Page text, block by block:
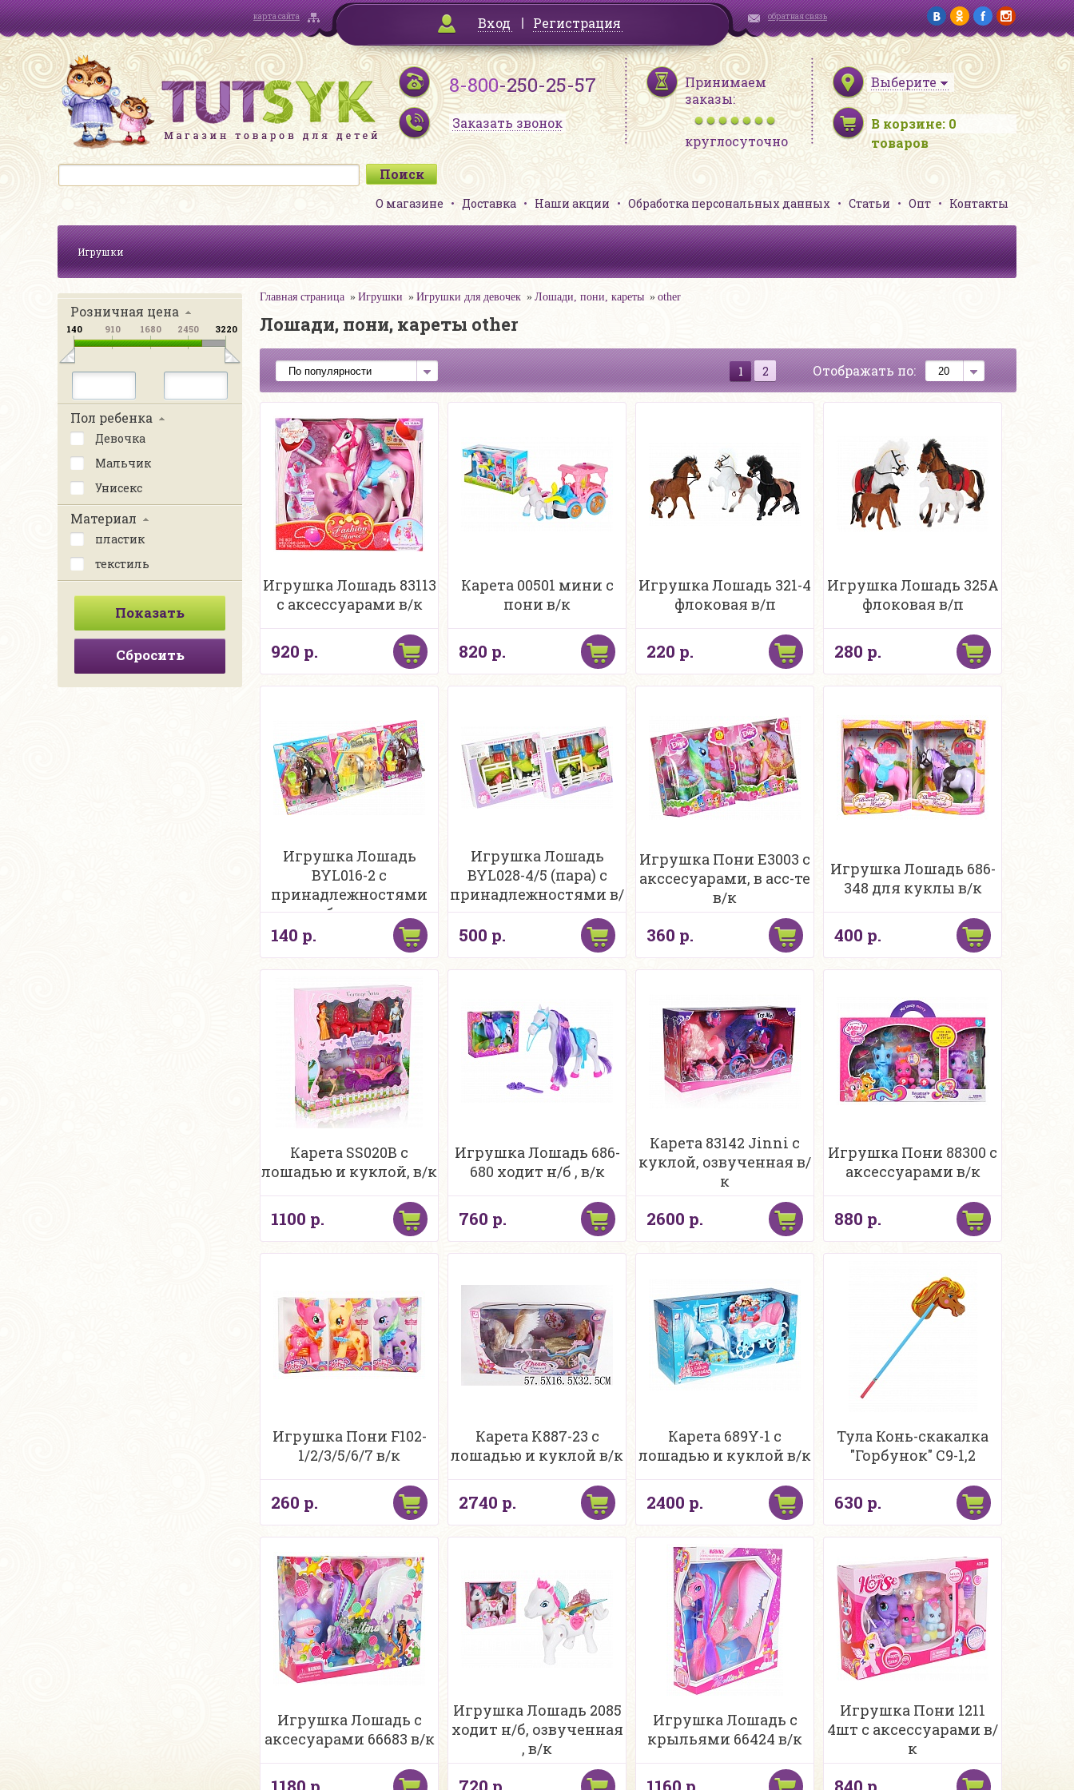
карта сайта Вход Регистрация обратная связь
8-800-250-25-57
Заказать звонок
Принимаем
заказы:
круглосуточно
Выберите
В корзине: 0
товаров
О магазине Доставка Наши акции Обработка персональных данных Статьи Опт Контакты
Игрушки
Розничная цена
140 910 1680 2450 3220
Пол ребенка
Девочка
Мальчик
Унисекс
Материал
пластик
текстиль
Сбросить
Главная страница Игрушки Игрушки для девочек Лошади, пони, кареты other
Лошади, пони, кареты other
Отображать по:
1 2
Игрушка Лошадь 83113
с аксессуарами в/к
920 р.
Карета 00501 мини с
пони в/к
820 р.
Игрушка Лошадь 321-4
флоковая в/п
220 р.
Игрушка Лошадь 325A
флоковая в/п
280 р.
Игрушка Лошадь
BYL016-2 с
принадлежностями
на блистере
140 р.
Игрушка Лошадь
BYL028-4/5 (пара) с
принадлежностями в/
к
500 р.
Игрушка Пони E3003 с
акссесуарами, в асс-те
в/к
360 р.
Игрушка Лошадь 686-
348 для куклы в/к
400 р.
Карета SS020B с
лошадью и куклой, в/к
1100 р.
Игрушка Лошадь 686-
680 ходит н/б , в/к
760 р.
Карета 83142 Jinni с
куклой, озвученная в/
к
2600 р.
Игрушка Пони 88300 с
аксессуарами в/к
880 р.
Игрушка Пони F102-
1/2/3/5/6/7 в/к
260 р.
Карета K887-23 с
лошадью и куклой в/к
2740 р.
Карета 689Y-1 с
лошадью и куклой в/к
2400 р.
Тула Конь-скакалка
"Горбунок" С9-1,2
630 р.
Игрушка Лошадь с
аксесуарами 66683 в/к
Игрушка Лошадь 2085
ходит н/б, озвученная
, в/к
Игрушка Лошадь с
крыльями 66424 в/к
Игрушка Пони 1211
4шт с аксессуарами в/
к